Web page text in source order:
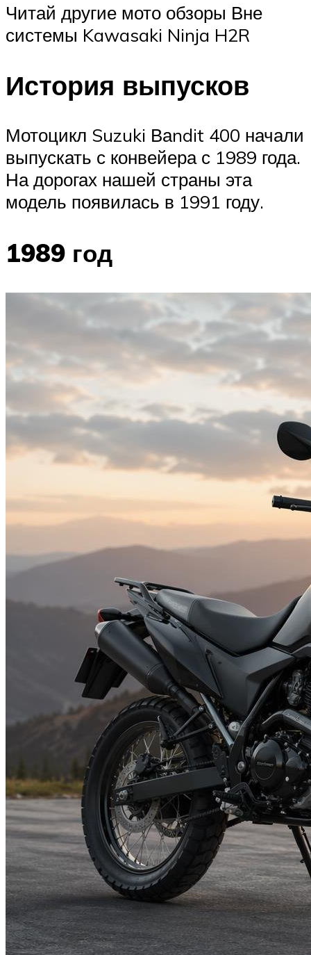
Читай другие мото обзоры Вне
системы Kawasaki Ninja H2R
История выпусков
Мотоцикл Suzuki Ваndit 400 начали
выпускать с конвейера с 1989 года.
На дорогах нашей страны эта
модель появилась в 1991 году.
1989 год